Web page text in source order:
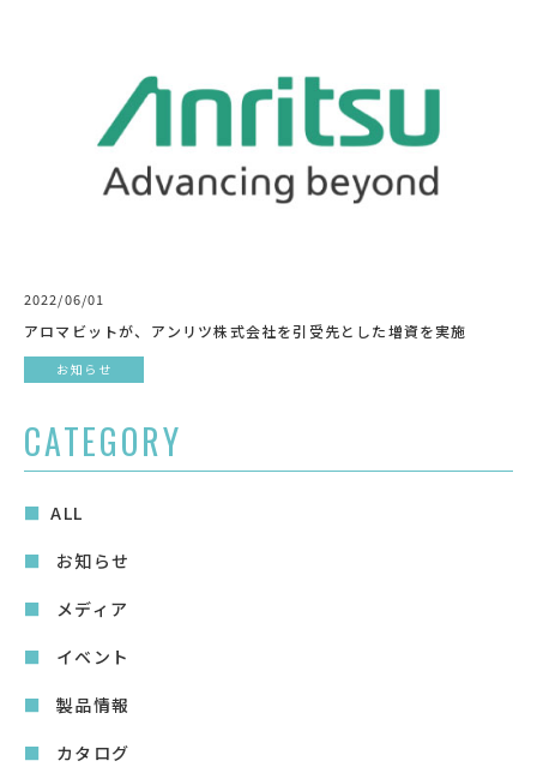
2022/06/01
アロマビットが、アンリツ株式会社を引受先とした増資を実施
お知らせ
CATEGORY
ALL
お知らせ
メディア
イベント
製品情報
カタログ